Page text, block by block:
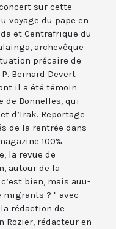
sur cette
voyage du pape en
et Centrafrique du
archevêque
précaire de
Bernard Devert
il a été témoin
de Bonnelles, qui
d’Irak. Reportage
de la rentrée dans
100%
la revue de
autour de la
bien, mais auu-
migrants ? " avec
rédaction de
Rozier, rédacteur en